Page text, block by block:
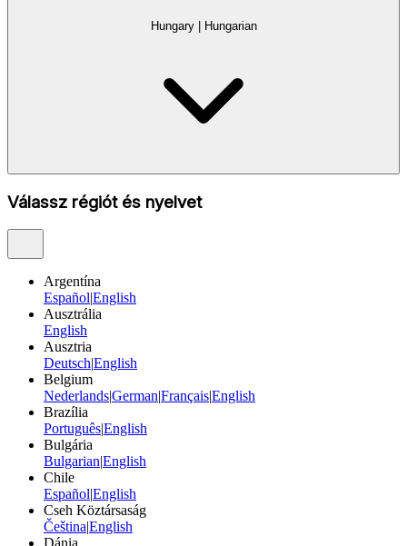
Hungary| Hungarian
Válassz régiót és nyelvet
Argentína
EspañolEnglish
Ausztrália
English
Ausztria
DeutschEnglish
Belgium
NederlandsGermanFrançaisEnglish
Brazília
PortuguêsEnglish
Bulgária
BulgarianEnglish
Chile
EspañolEnglish
Cseh Köztársaság
ČeštinaEnglish